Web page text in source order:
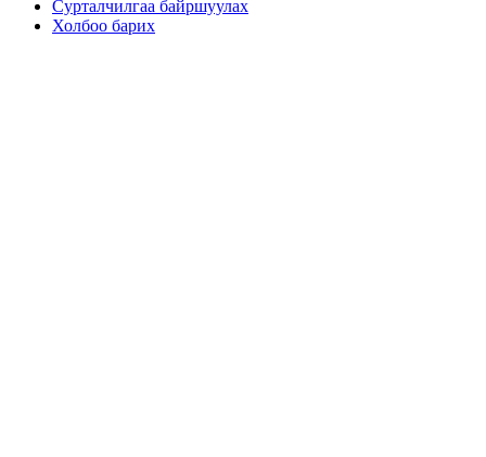
Сурталчилгаа байршуулах
Холбоо барих